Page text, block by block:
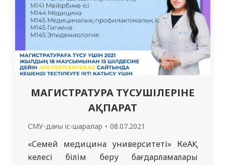
МАГИСТРАТУРА ТҮСУШІЛЕРІНЕ
АҚПАРАТ
СМУ-дағы іс-шаралар 08.07.2021
«Семей медицина университеті» КеАҚ
келесі білім беру бағдарламалары